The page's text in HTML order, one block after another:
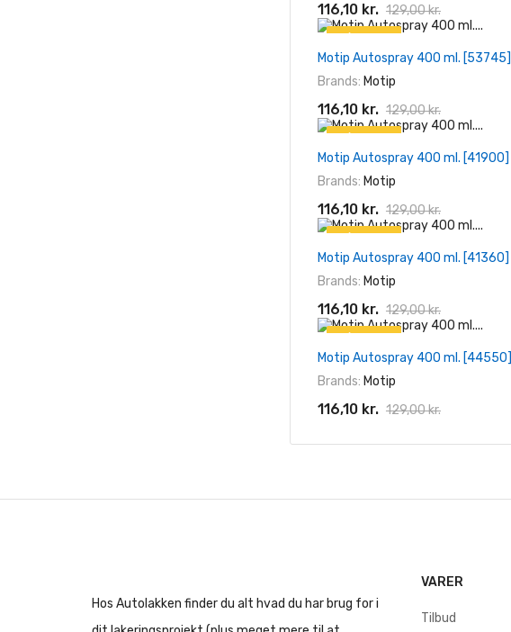
116,10 kr. 129,00 kr.
På tilbud!
-10%
Motip Autospray 400 ml. [53745]
Brands: Motip
116,10 kr. 129,00 kr.
På tilbud!
-10%
Motip Autospray 400 ml. [41900]
Brands: Motip
116,10 kr. 129,00 kr.
På tilbud!
-10%
Motip Autospray 400 ml. [41360]
Brands: Motip
116,10 kr. 129,00 kr.
På tilbud!
-10%
Motip Autospray 400 ml. [44550]
Brands: Motip
116,10 kr. 129,00 kr.
Hos Autolakken finder du alt hvad du har brug for i
VARER
Tilbud